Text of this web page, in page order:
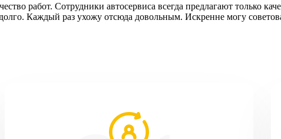
работ. Сотрудники автосервиса всегда предлагают только
Каждый раз ухожу отсюда довольным. Искренне могу